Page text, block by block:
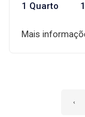
1 Quarto
Mais
‹